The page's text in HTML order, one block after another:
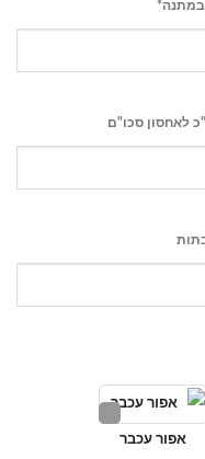
במתנה*
לאחסון סכו"ם
אפור עכבר